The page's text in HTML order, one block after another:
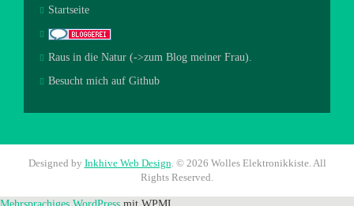
Startseite
Raus in die Natur (->zum Blog meiner Frau).
Besucht mich auf Github
Designed by Inkhive Web Design © 2026 Wolles Elektronikkiste. All
Rights Reserved.